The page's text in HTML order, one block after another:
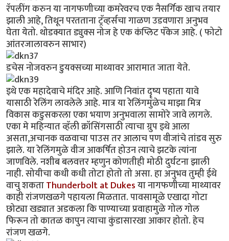
रॅपलींग करुन या नागफणीच्या कमरेवरच एक नैसर्गिक खाच तयार
झाली आहे, तिथून परतताना ट्रॅव्हर्सचा गाळण उडवणारा अनुभव
घेता येतो. थोडक्यात ड्युक्स नोज हे एक कंप्लिट पॅकेज आहे. ( फोटो
आंतरजालावरुन साभार)
डचेस नोजवरुन डुयक्सच्या माथ्यावर आरामात जाता येते.
इथे एक महादेवाचे मंदिर आहे. आणि निवांत दॄष्य पहाता यावे
यासाठी रेलिंग लावलेले आहे. मात्र या रेलिंगमुळेच माझा मित्र
विकास कडुसकरला एका भयाण अनुभवाला सामोरे जावे लागले.
एका मे महिन्यात व्हॅली क्रॉसिंगसाठी त्याचा ग्रुप इथे आला
असता,अचानक वळवाचा पाउस तर आलाच पण वीजांचे तांडव सुरु
झाले. या रेलिंगमुळे वीज आकर्षित होउन त्याचे झटके त्यांना
जाणविले. नशीब बलवत्तर म्हणुन कोणतीही मोठी दुर्घटना झाली
नाही. सोयीचा कधी कधी तोटा होतो तो असा. हा अनुभव तुम्ही ईथे
वाचु शकताThunderbolt at Dukesया नागफणीच्या माथ्यावर
काही रांजणखळगे पहायला मिळतात. पावसामूळे एखादा गोटा
छोट्या खड्यात अडकला कि पाण्याच्या प्रवाहामुळे गोल गोल
फिरून तो कातळ कापुन त्याचा कुंडासारखा आकार होतो. हेच
रांजण खळगे.